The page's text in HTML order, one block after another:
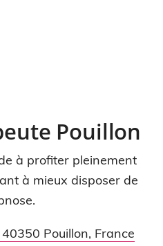
Pouillon
à profiter pleinement
à mieux disposer de
40350 Pouillon, France